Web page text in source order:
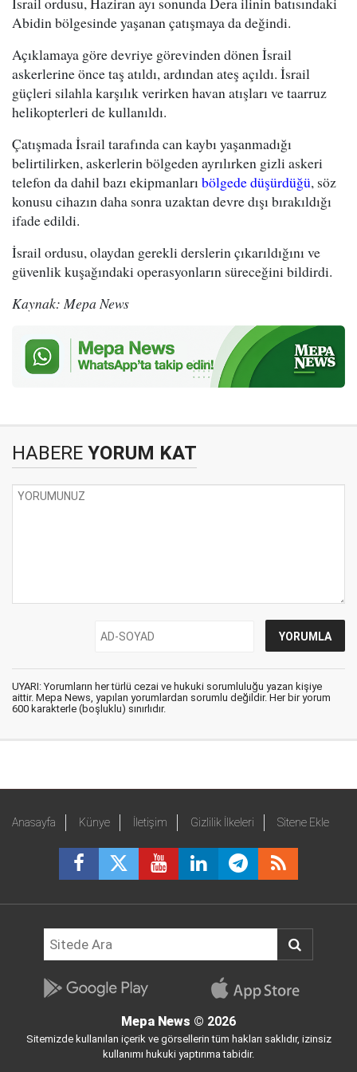
Abidin bölgesinde yaşanan çatışmaya da değindi.
Açıklamaya göre devriye görevinden dönen İsrail
askerlerine önce taş atıldı, ardından ateş açıldı. İsrail
güçleri silahla karşılık verirken havan atışları ve taarruz
helikopterleri de kullanıldı.
Çatışmada İsrail tarafında can kaybı yaşanmadığı
belirtilirken, askerlerin bölgeden ayrılırken gizli askeri
telefon da dahil bazı ekipmanlarıbölgede düşürdüğü, söz
konusu cihazın daha sonra uzaktan devre dışı bırakıldığı
ifade edildi.
İsrail ordusu, olaydan gerekli derslerin çıkarıldığını ve
güvenlik kuşağındaki operasyonların süreceğini bildirdi.
Kaynak: Mepa News
HABERE YORUM KAT
UYARI: Yorumların her türlü cezai ve hukuki sorumluluğu yazan kişiye
aittir. Mepa News, yapılan yorumlardan sorumlu değildir. Her bir yorum
600 karakterle (boşluklu) sınırlıdır.
Anasayfa Künye İletişim Gizlilik İlkeleri Sitene Ekle
Mepa News © 2026
Sitemizde kullanılan içerik ve görsellerin tüm hakları saklıdır, izinsiz
kullanımı hukuki yaptırıma tabidir.